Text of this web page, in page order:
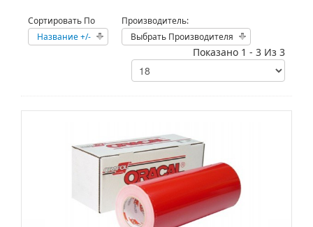
Сортировать По
Название +/-
Производитель:
Выбрать Производителя
Показано 1 - 3 Из 3